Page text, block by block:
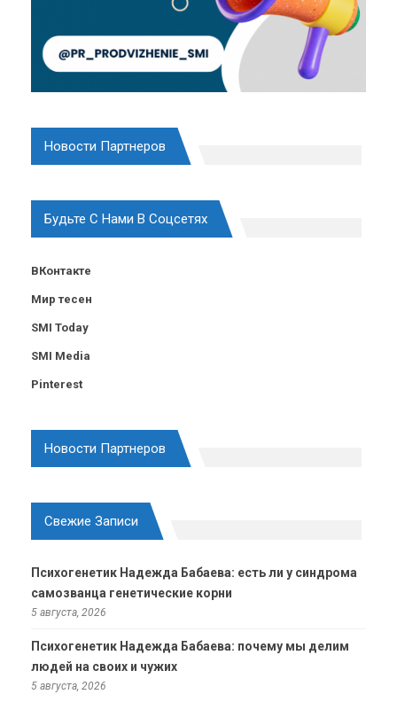
Новости Партнеров
Будьте С Нами В Соцсетях
ВКонтакте
Мир тесен
SMI Today
SMI Media
Pinterest
Новости Партнеров
Свежие Записи
Психогенетик Надежда Бабаева: есть ли у синдрома
самозванца генетические корни
5 августа, 2026
Психогенетик Надежда Бабаева: почему мы делим
людей на своих и чужих
5 августа, 2026